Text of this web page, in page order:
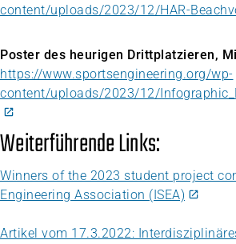
content/uploads/2023/12/HAR-
Poster des heurigen Drittplatzieren,
https://www.sportsengineering.org/wp-
content/uploads/2023/12/
Weiterführende Links:
Winners of the 2023 student project
Engineering Association (ISEA)
Artikel vom 17.3.2022: